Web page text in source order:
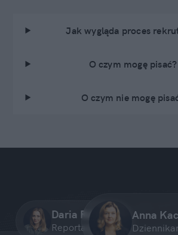
Jak wygląda proces
O czym mogę pisać?
O czym nie mogę
Daria Różańska
Reportażystka
Anna